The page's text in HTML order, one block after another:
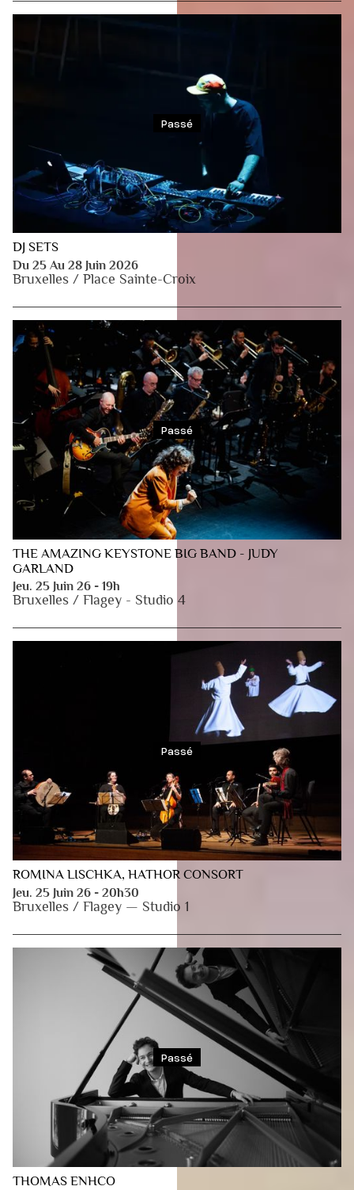
Passé
DJ SETS
Du 25 Au 28 Juin 2026
Bruxelles / Place Sainte-Croix
Passé
THE AMAZING KEYSTONE BIG BAND - JUDY
GARLAND
Jeu. 25 Juin 26 - 19h
Bruxelles / Flagey - Studio 4
Passé
ROMINA LISCHKA, HATHOR CONSORT
Jeu. 25 Juin 26 - 20h30
Bruxelles / Flagey — Studio 1
Passé
THOMAS ENHCO